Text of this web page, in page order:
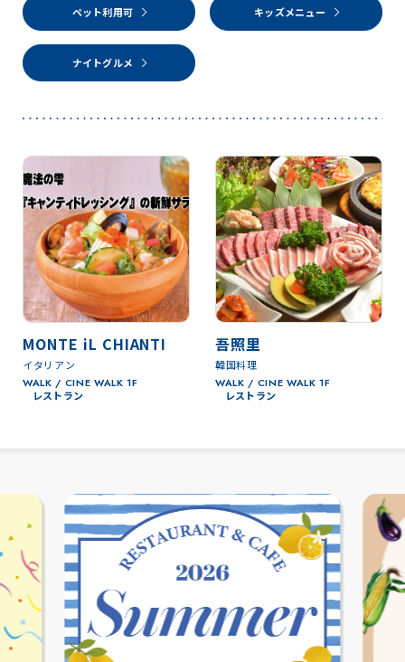
ペット利用可 キッズメニュー
ナイトグルメ
MONTE iL CHIANTI
イタリアン
WALK / CINE WALK 1F
レストラン
吾照里
韓国料理
WALK / CINE WALK 1F
レストラン